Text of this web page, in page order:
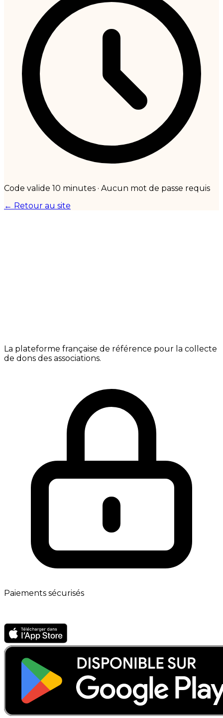
Code valide 10 minutes · Aucun mot de passe requis
← Retour au site
La plateforme française de référence pour la collecte
de dons des associations.
Paiements sécurisés